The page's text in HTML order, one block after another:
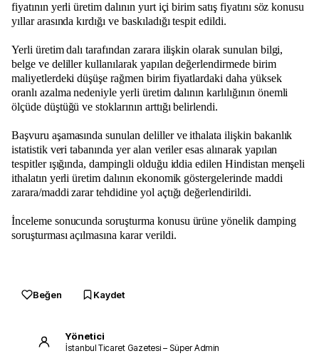
fiyatının yerli üretim dalının yurt içi birim satış fiyatını söz konusu
yıllar arasında kırdığı ve baskıladığı tespit edildi.
Yerli üretim dalı tarafından zarara ilişkin olarak sunulan bilgi,
belge ve deliller kullanılarak yapılan değerlendirmede birim
maliyetlerdeki düşüşe rağmen birim fiyatlardaki daha yüksek
oranlı azalma nedeniyle yerli üretim dalının karlılığının önemli
ölçüde düştüğü ve stoklarının arttığı belirlendi.
Başvuru aşamasında sunulan deliller ve ithalata ilişkin bakanlık
istatistik veri tabanında yer alan veriler esas alınarak yapılan
tespitler ışığında, dampingli olduğu iddia edilen Hindistan menşeli
ithalatın yerli üretim dalının ekonomik göstergelerinde maddi
zarara/maddi zarar tehdidine yol açtığı değerlendirildi.
İnceleme sonucunda soruşturma konusu ürüne yönelik damping
soruşturması açılmasına karar verildi.
Beğen Kaydet
Yönetici
İstanbul Ticaret Gazetesi – Süper Admin